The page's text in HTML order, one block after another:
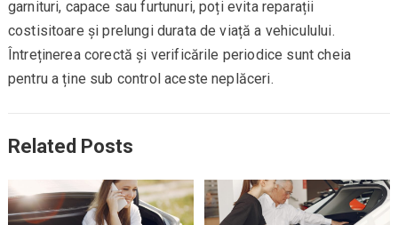
garnituri, capace sau furtunuri, poți evita reparații
costisitoare și prelungi durata de viață a vehiculului.
Întreținerea corectă și verificările periodice sunt cheia
pentru a ține sub control aceste neplăceri.
Related Posts